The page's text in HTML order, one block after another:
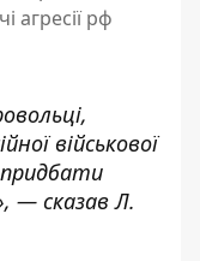
агресії рф
військової
— сказав Л.